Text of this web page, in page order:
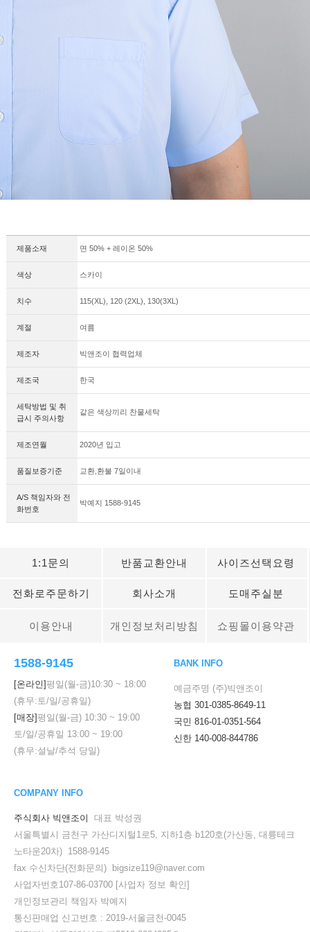
제품소재 면 50% + 레이온 50%
색상 스카이
치수 115(XL), 120 (2XL), 130(3XL)
계절 여름
제조자 빅앤조이 협력업체
제조국 한국
세탁방법 및 취
급시 주의사항
같은 색상끼리 찬물세탁
제조연월 2020년 입고
품질보증기준 교환,환불 7일이내
A/S 책임자와 전
화번호
박예지 1588-9145
1:1문의 반품교환안내 사이즈선택요령
전화로주문하기 회사소개 도매주실분
이용안내 개인정보처리방침 쇼핑몰이용약관
1588-9145
[온라인]평일(월-금)10:30 ~ 18:00
(휴무:토/일/공휴일)
[매장]평일(월-금) 10:30 ~ 19:00
토/일/공휴일 13:00 ~ 19:00
(휴무:설날/추석 당일)
BANK INFO
예금주명 (주)빅앤조이
농협 301-0385-8649-11
국민 816-01-0351-564
신한 140-008-844786
COMPANY INFO
주식회사 빅앤조이
대표 박성권
서울특별시 금천구 가산디지털1로5, 지하1층 b120호(가산동, 대륭테크
노타운20차) 1588-9145
fax 수신차단(전화문의) bigsize119@naver.com
사업자번호107-86-03700 [사업자 정보 확인]
개인정보관리 책임자 박예지
통신판매업 신고번호 : 2019-서울금천-0045